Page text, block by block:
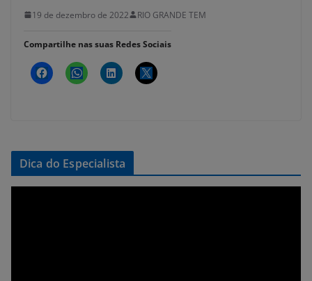
19 de dezembro de 2022 RIO GRANDE TEM
Compartilhe nas suas Redes Sociais
Dica do Especialista